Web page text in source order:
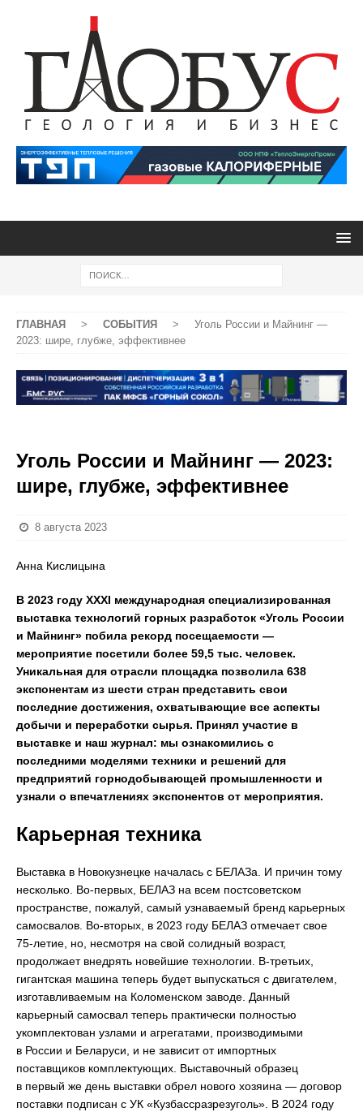
ГЛАВНАЯ > СОБЫТИЯ >
Уголь России и Майнинг —
2023: шире, глубже, эффективнее
Уголь России и Майнинг — 2023:
шире, глубже, эффективнее
8 августа 2023
Анна Кислицына
В 2023 году XXXI международная специализированная
выставка технологий горных разработок «Уголь России
и Майнинг» побила рекорд посещаемости —
мероприятие посетили более 59,5 тыс. человек.
Уникальная для отрасли площадка позволила 638
экспонентам из шести стран представить свои
последние достижения, охватывающие все аспекты
добычи и переработки сырья. Принял участие в
выставке и наш журнал: мы ознакомились с
последними моделями техники и решений для
предприятий горнодобывающей промышленности и
узнали о впечатлениях экспонентов от мероприятия.
Карьерная техника
Выставка в Новокузнецке началась с БЕЛАЗа. И причин тому
несколько. Во-первых, БЕЛАЗ на всем постсоветском
пространстве, пожалуй, самый узнаваемый бренд карьерных
самосвалов. Во-вторых, в 2023 году БЕЛАЗ отмечает свое
75-летие, но, несмотря на свой солидный возраст,
продолжает внедрять новейшие технологии. В-третьих,
гигантская машина теперь будет выпускаться с двигателем,
изготавливаемым на Коломенском заводе. Данный
карьерный самосвал теперь практически полностью
укомплектован узлами и агрегатами, производимыми
в России и Беларуси, и не зависит от импортных
поставщиков комплектующих. Выставочный образец
в первый же день выставки обрел нового хозяина — договор
поставки подписан с УК «Кузбассразрезуголь». В 2024 году